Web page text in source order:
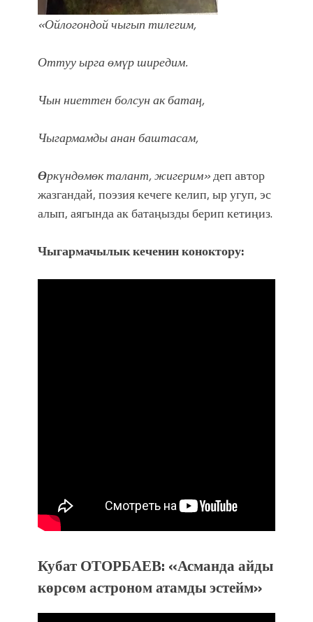
«Ойлогондой чыгып тилегим,
Оттуу ырга өмүр ширедим.
Чын ниеттен болсун ак батаң,
Чыгармамды анан баштасам,
Өркүндөмөк талант, жигерим»деп автор
жазгандай, поэзия кечеге келип, ыр угуп, эс
алып, аягында ак батаңызды берип кетиңиз.
Чыгармачылык кеченин коноктору:
Кубат ОТОРБАЕВ: «Асманда айды
көрсөм астроном атамды эстейм»